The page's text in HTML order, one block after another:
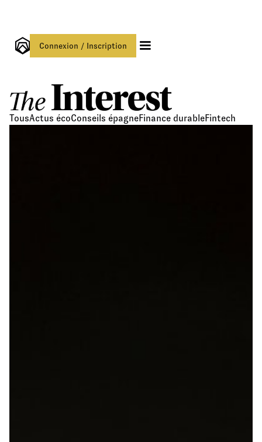
Connexion / Inscription
TousActus écoConseils épagneFinance durableFintech